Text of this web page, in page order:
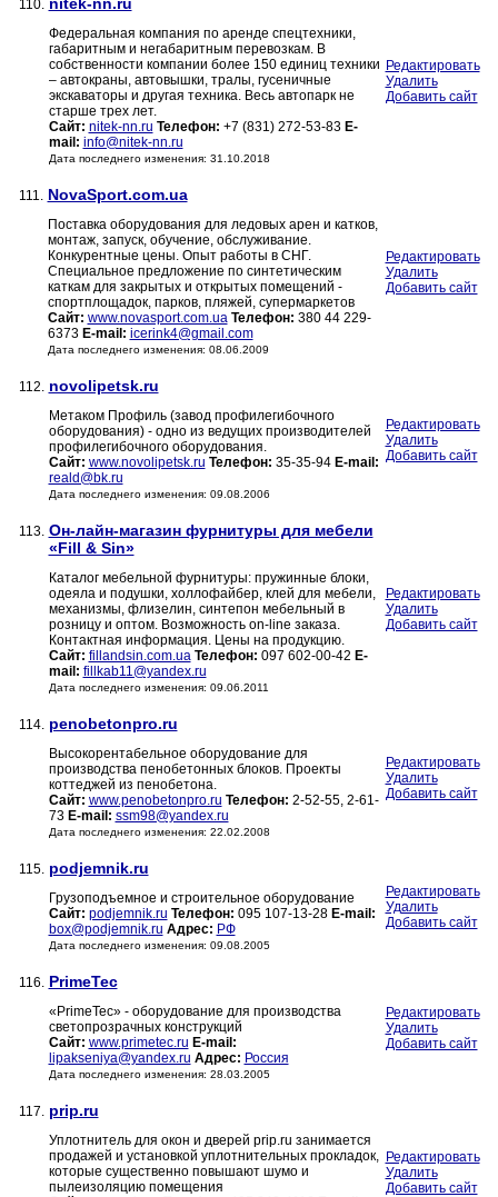
110. nitek-nn.ru
Федеральная компания по аренде спецтехники,
габаритным и негабаритным перевозкам. В
собственности компании более 150 единиц техники
– автокраны, автовышки, тралы, гусеничные
экскаваторы и другая техника. Весь автопарк не
старше трех лет.
Сайт: nitek-nn.ru Телефон: +7 (831) 272-53-83 E-
mail: info@nitek-nn.ru
Дата последнего изменения: 31.10.2018
Редактировать
Удалить
Добавить сайт
111. NovaSport.com.ua
Поставка оборудования для ледовых арен и катков,
монтаж, запуск, обучение, обслуживание.
Конкурентные цены. Опыт работы в СНГ.
Специальное предложение по синтетическим
каткам для закрытых и открытых помещений -
спортплощадок, парков, пляжей, супермаркетов
Сайт: www.novasport.com.ua Телефон: 380 44 229-
6373 E-mail: icerink4@gmail.com
Дата последнего изменения: 08.06.2009
Редактировать
Удалить
Добавить сайт
112. novolipetsk.ru
Метаком Профиль (завод профилегибочного
оборудования) - одно из ведущих производителей
профилегибочного оборудования.
Сайт: www.novolipetsk.ru Телефон: 35-35-94 E-mail:
reald@bk.ru
Дата последнего изменения: 09.08.2006
Редактировать
Удалить
Добавить сайт
113. Oн-лайн-магазин фурнитуры для мебели
«Fill & Sin»
Каталог мебельной фурнитуры: пружинные блоки,
одеяла и подушки, холлофайбер, клей для мебели,
механизмы, флизелин, синтепон мебельный в
розницу и оптом. Возможность on-line заказа.
Контактная информация. Цены на продукцию.
Сайт: fillandsin.com.ua Телефон: 097 602-00-42 E-
mail: fillkab11@yandex.ru
Дата последнего изменения: 09.06.2011
Редактировать
Удалить
Добавить сайт
114. penobetonpro.ru
Высокорентабельное оборудование для
производства пенобетонных блоков. Проекты
коттеджей из пенобетона.
Сайт: www.penobetonpro.ru Телефон: 2-52-55, 2-61-
73 E-mail: ssm98@yandex.ru
Дата последнего изменения: 22.02.2008
Редактировать
Удалить
Добавить сайт
115. podjemnik.ru
Грузоподъемное и строительное оборудование
Сайт: podjemnik.ru Телефон: 095 107-13-28 E-mail:
box@podjemnik.ru Адрес: РФ
Дата последнего изменения: 09.08.2005
Редактировать
Удалить
Добавить сайт
116. PrimeTec
«PrimeTec» - оборудование для производства
светопрозрачных конструкций
Сайт: www.primetec.ru E-mail:
lipakseniya@yandex.ru Адрес: Россия
Дата последнего изменения: 28.03.2005
Редактировать
Удалить
Добавить сайт
117. prip.ru
Уплотнитель для окон и дверей prip.ru занимается
продажей и установкой уплотнительных прокладок,
которые существенно повышают шумо и
пылеизоляцию помещения
Редактировать
Удалить
Добавить сайт